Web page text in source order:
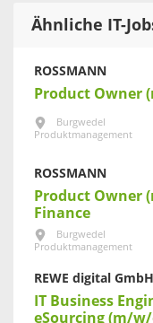
Ähnliche IT-
ROSSMANN
Product Owner
Burgwedel
Produktmanagement
ROSSMANN
Product Owner
Finance
Burgwedel
Produktmanagement
REWE digital GmbH
IT Business
eSourcing (m/